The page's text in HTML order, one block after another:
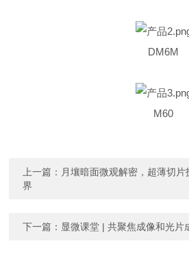
DM6M
M60
上一篇： 月壤暗面微观解密，超薄切
界
下一篇： 显微课堂 | 共聚焦成像和光片